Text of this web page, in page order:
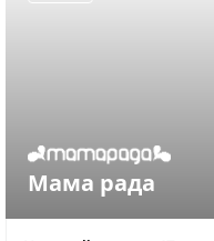
Мама рада